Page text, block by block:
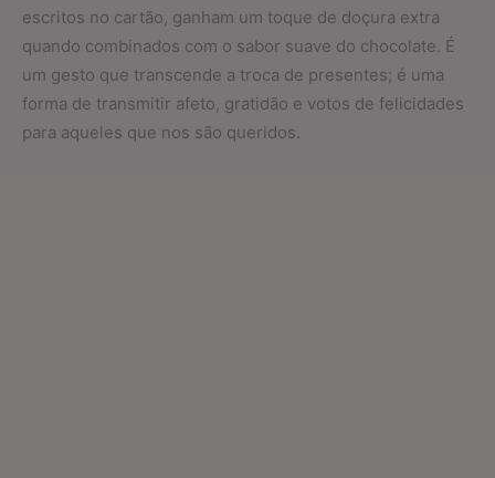
escritos no cartão, ganham um toque de doçura extra
quando combinados com o sabor suave do chocolate. É
um gesto que transcende a troca de presentes; é uma
forma de transmitir afeto, gratidão e votos de felicidades
para aqueles que nos são queridos.